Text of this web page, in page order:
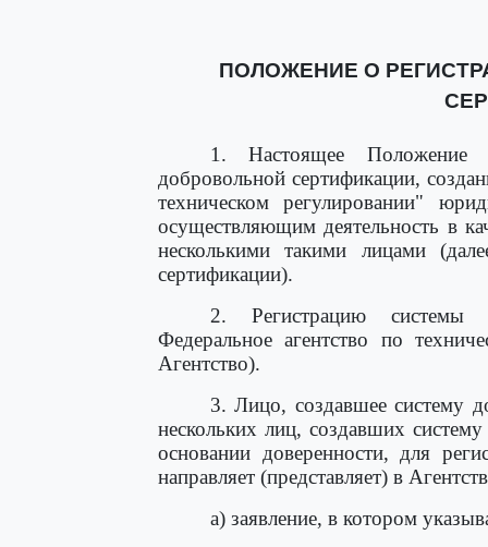
ПОЛОЖЕНИЕ О
1. Настоящее Положение
добровольной сертификации,
техническом регулировании"
осуществляющим деятельность в
несколькими такими лицами
сертификации).
2. Регистрацию системы
Федеральное агентство по
Агентство).
3. Лицо, создавшее систему
нескольких лиц, создавших
основании доверенности, для
направляет (представляет) в
а) заявление, в котором